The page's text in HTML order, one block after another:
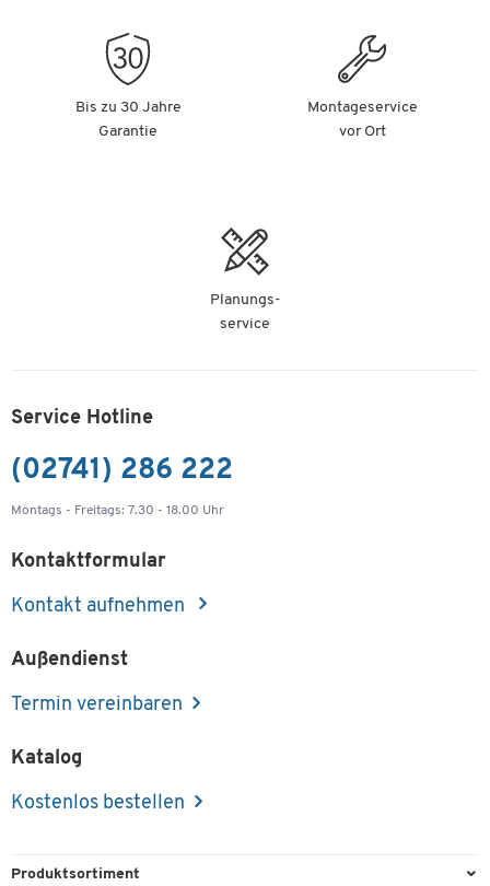
Bis zu 30 Jahre
Garantie
Montageservice
vor Ort
Planungs-
service
Service Hotline
(02741) 286 222
Montags - Freitags: 7.30 - 18.00 Uhr
Kontaktformular
Kontakt aufnehmen
Außendienst
Termin vereinbaren
Katalog
Kostenlos bestellen
Produktsortiment